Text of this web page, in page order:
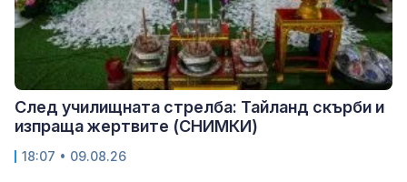
След училищната стрелба: Тайланд скърби и
изпраща жертвите (СНИМКИ)
18:07 • 09.08.26